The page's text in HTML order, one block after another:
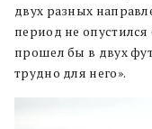
двух разных
период не
прошел бы в двух
трудно для него».